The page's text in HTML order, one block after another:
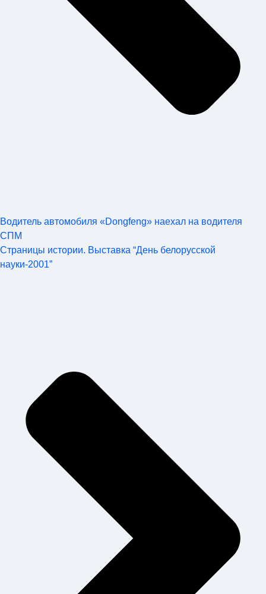
Водитель автомобиля «Dongfeng» наехал на водителя
СПМ
Страницы истории. Выставка “День белорусской
науки-2001”